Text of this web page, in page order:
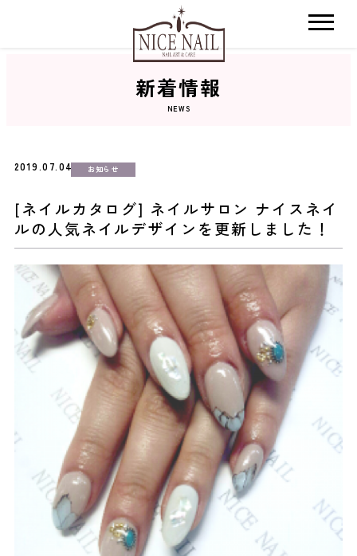
おすすめクーポン
料金メニュー
コンセプト
よくあるご質問
ご利用の流れ
取り扱いカラー
ネイル用語
新着情報
NEWS
2019.07.04 お知らせ
[ネイルカタログ] ネイルサロン ナイスネイ
ルの人気ネイルデザインを更新しました！